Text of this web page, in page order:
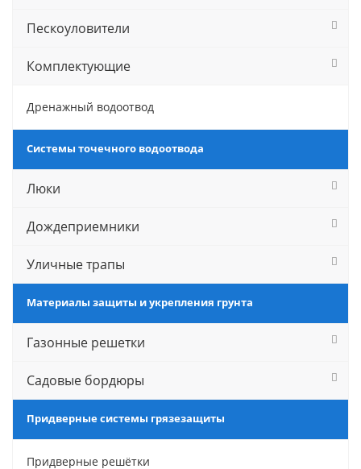
Пескоуловители
Комплектующие
Дренажный водоотвод
Системы точечного водоотвода
Люки
Дождеприемники
Уличные трапы
Материалы защиты и укрепления грунта
Газонные решетки
Садовые бордюры
Придверные системы грязезащиты
Придверные решётки